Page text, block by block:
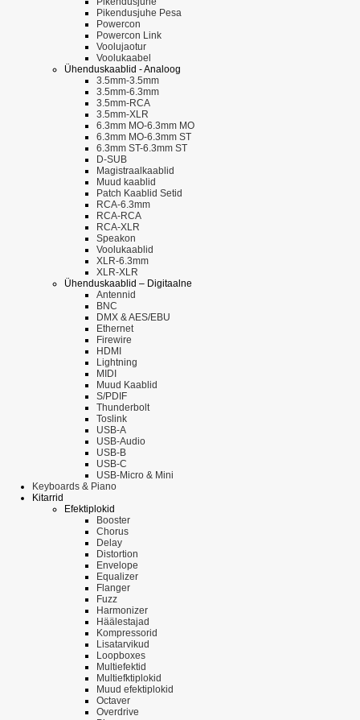
Pikendusjuhe Pesa
Powercon
Powercon Link
Voolujaotur
Voolukaabel
Ühenduskaablid - Analoog
3.5mm-3.5mm
3.5mm-6.3mm
3.5mm-RCA
3.5mm-XLR
6.3mm MO-6.3mm MO
6.3mm MO-6.3mm ST
6.3mm ST-6.3mm ST
D-SUB
Magistraalkaablid
Muud kaablid
Patch Kaablid Setid
RCA-6.3mm
RCA-RCA
RCA-XLR
Speakon
Voolukaablid
XLR-6.3mm
XLR-XLR
Ühenduskaablid – Digitaalne
Antennid
BNC
DMX & AES/EBU
Ethernet
Firewire
HDMI
Lightning
MIDI
Muud Kaablid
S/PDIF
Thunderbolt
Toslink
USB-A
USB-Audio
USB-B
USB-C
USB-Micro & Mini
Keyboards & Piano
Kitarrid
Efektiplokid
Booster
Chorus
Delay
Distortion
Envelope
Equalizer
Flanger
Fuzz
Harmonizer
Häälestajad
Kompressorid
Lisatarvikud
Loopboxes
Multiefektid
Multiefktiplokid
Muud efektiplokid
Octaver
Overdrive